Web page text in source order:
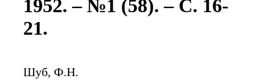
1952. – №1 (58). – С. 16-
21.
Шуб, Ф.Н.